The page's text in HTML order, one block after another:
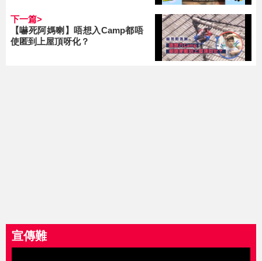
下一篇>
【嚇死阿媽喇】唔想入Camp都唔
使匿到上屋頂呀化？
宣傳難